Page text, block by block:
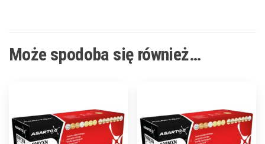
Może spodoba się również…